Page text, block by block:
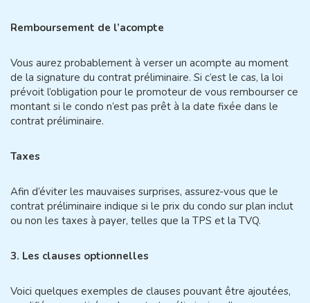
Remboursement de l’acompte
Vous aurez probablement à verser un acompte au moment
de la signature du contrat préliminaire. Si c’est le cas, la loi
prévoit l’obligation pour le promoteur de vous rembourser ce
montant si le condo n’est pas prêt à la date fixée dans le
contrat préliminaire.
Taxes
Afin d’éviter les mauvaises surprises, assurez-vous que le
contrat préliminaire indique si le prix du condo sur plan inclut
ou non les taxes à payer, telles que la TPS et la TVQ.
3. Les clauses optionnelles
Voici quelques exemples de clauses pouvant être ajoutées,